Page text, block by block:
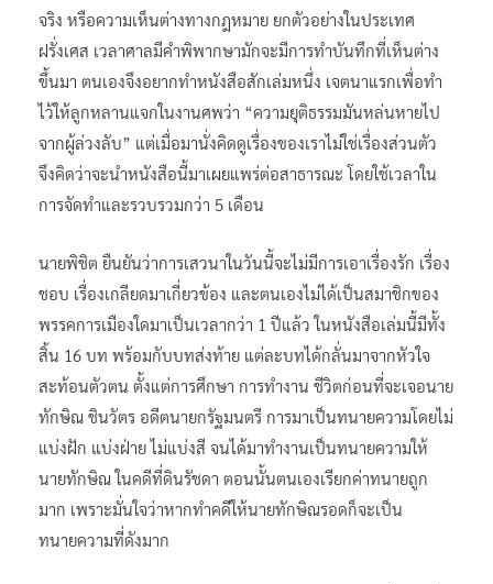
จริง หรือความเห็นต่างทางกฎหมาย ยกตัวอย่างในประเทศ
ฝรั่งเศส เวลาศาลมีคำพิพากษามักจะมีการทำบันทึกที่เห็นต่าง
ขึ้นมา ตนเองจึงอยากทำหนังสือสักเล่มหนึ่ง เจตนาแรกเพื่อทำ
ไว้ให้ลูกหลานแจกในงานศพว่า “ความยุติธรรมมันหล่นหายไป
จากผู้ล่วงลับ” แต่เมื่อมานั่งคิดดูเรื่องของเราไม่ใช่เรื่องส่วนตัว
จึงคิดว่าจะนำหนังสือนี้มาเผยแพร่ต่อสาธารณะ โดยใช้เวลาใน
การจัดทำและรวบรวมกว่า 5 เดือน
นายพิชิต ยืนยันว่าการเสวนาในวันนี้จะไม่มีการเอาเรื่องรัก เรื่อง
ชอบ เรื่องเกลียดมาเกี่ยวข้อง และตนเองไม่ได้เป็นสมาชิกของ
พรรคการเมืองใดมาเป็นเวลากว่า 1 ปีแล้ว ในหนังสือเล่มนี้มีทั้ง
สิ้น 16 บท พร้อมกับบทส่งท้าย แต่ละบทได้กลั่นมาจากหัวใจ
สะท้อนตัวตน ตั้งแต่การศึกษา การทำงาน ชีวิตก่อนที่จะเจอนาย
ทักษิณ ชินวัตร อดีตนายกรัฐมนตรี การมาเป็นทนายความโดยไม่
แบ่งฝัก แบ่งฝ่าย ไม่แบ่งสี จนได้มาทำงานเป็นทนายความให้
นายทักษิณ ในคดีที่ดินรัชดา ตอนนั้นตนเองเรียกค่าทนายถูก
มาก เพราะมั่นใจว่าหากทำคดีให้นายทักษิณรอดก็จะเป็น
ทนายความที่ดังมาก